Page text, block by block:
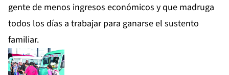
gente de menos ingresos económicos y que madruga
todos los días a trabajar para ganarse el sustento
familiar.